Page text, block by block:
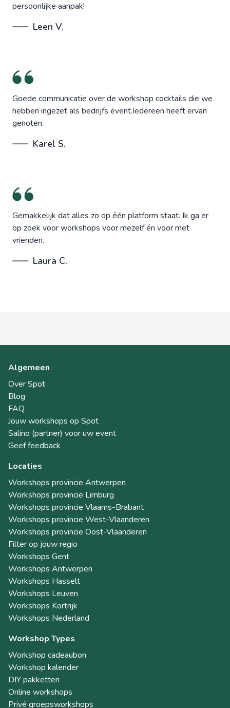
persoonlijke aanpak!
Leen V.
Goede communicatie over de workshop cocktails die we
hebben ingezet als bedrijfs event.Iedereen heeft ervan
genoten.
Karel S.
Gemakkelijk dat alles zo op één platform staat. Ik ga er
op zoek voor workshops voor mezelf én voor met
vrienden.
Laura C.
Algemeen
Over Spot
Blog
FAQ
Jouw workshops op Spot
Salino (partner) voor uw event
Geef feedback
Locaties
Workshops provincie Antwerpen
Workshops provincie Limburg
Workshops provincie Vlaams-Brabant
Workshops provincie West-Vlaanderen
Workshops provincie Oost-Vlaanderen
Filter op jouw regio
Workshops Gent
Workshops Antwerpen
Workshops Hasselt
Workshops Leuven
Workshops Kortrijk
Workshops Nederland
Workshop Types
Workshop cadeaubon
Workshop kalender
DIY pakketten
Online workshops
Privé groepsworkshops